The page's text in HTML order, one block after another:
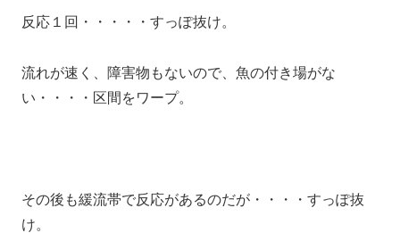
反応１回・・・・・すっぽ抜け。
流れが速く、障害物もないので、魚の付き場がな
い・・・・区間をワープ。
その後も緩流帯で反応があるのだが・・・・すっぽ抜
け。